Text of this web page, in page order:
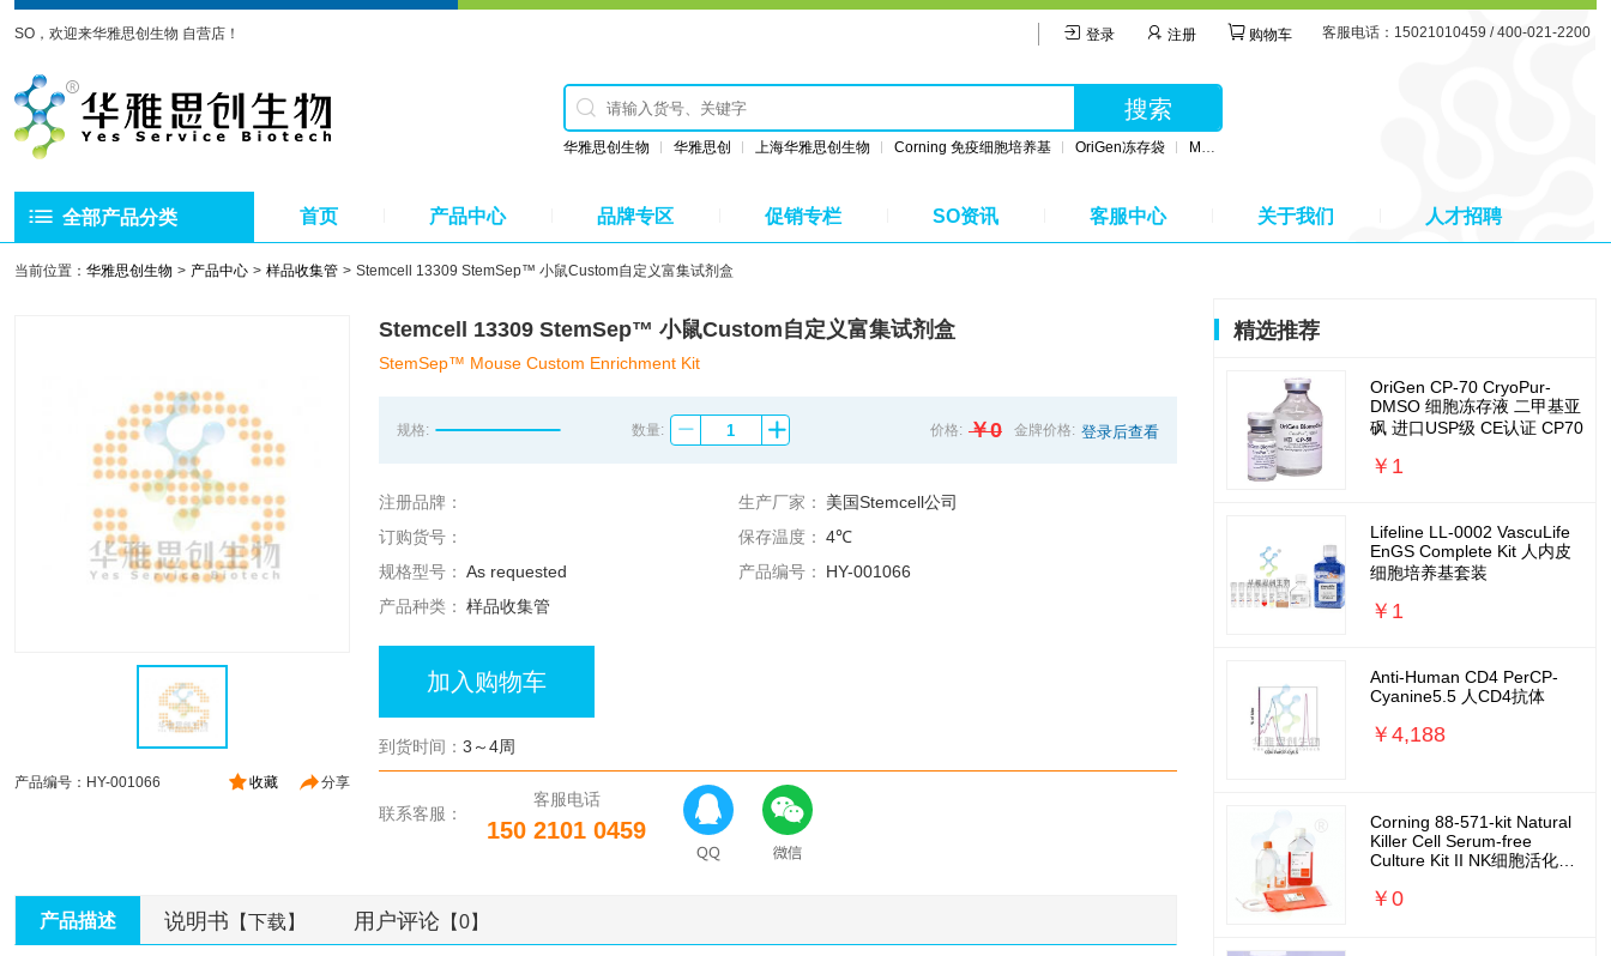
SO，欢迎来华雅思创生物 自营店！ 登录 注册 购物车 客服电话：15021010459 / 400-021-2200
搜索
华雅思创生物 华雅思创 上海华雅思创生物 Corning 免疫细胞培养基 OriGen冻存袋 MSC无血清培养基
全部产品分类 首页 产品中心 品牌专区 促销专栏 SO资讯 客服中心 关于我们 人才招聘
当前位置： 华雅思创生物 产品中心 样品收集管 Stemcell 13309 StemSep™ 小鼠Custom自定义富集试剂盒
分享
收藏
产品编号：HY-001066
Stemcell 13309 StemSep™ 小鼠Custom自定义富集试剂盒
StemSep™ Mouse Custom Enrichment Kit
规格: 数量: 价格: ￥0 金牌价格: 登录后查看
注册品牌： 生产厂家：
美国Stemcell公司
订购货号：
保存温度： 4℃
规格型号： As requested 产品编号：
HY-001066
产品种类： 样品收集管
加入购物车
到货时间： 3～4周
联系客服：
客服电话
150 2101 0459
产品描述 说明书 【下载】 用户评论 【0】
精选推荐
OriGen CP-70 CryoPur-
DMSO 细胞冻存液 二甲基亚
砜 进口USP级 CE认证 CP70
￥1
Lifeline LL-0002 VascuLife
EnGS Complete Kit 人内皮
细胞培养基套装
￥1
Anti-Human CD4 PerCP-
Cyanine5.5 人CD4抗体
￥4,188
Corning 88-571-kit Natural
Killer Cell Serum-free
Culture Kit II NK细胞活化扩
￥0